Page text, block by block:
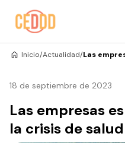
Inicio/Actualidad/Las
18 de septiembre de 2023
Las empresas
la crisis de